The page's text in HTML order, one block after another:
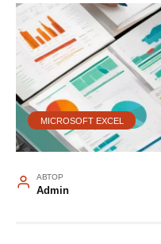
MICROSOFT EXCEL
АВТОР
Admin